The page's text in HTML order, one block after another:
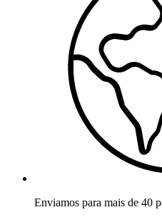
Enviamos para mais de 40